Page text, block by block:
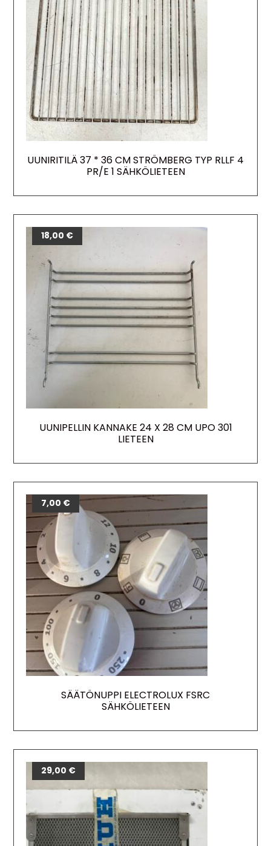
UUNIRITILÄ 37 * 36 CM STRÖMBERG TYP RLLF 4
PR/E 1 SÄHKÖLIETEEN
UUNIPELLIN KANNAKE 24 X 28 CM UPO 301
LIETEEN
18,00 €
SÄÄTÖNUPPI ELECTROLUX FSRC
SÄHKÖLIETEEN
7,00 €
29,00 €